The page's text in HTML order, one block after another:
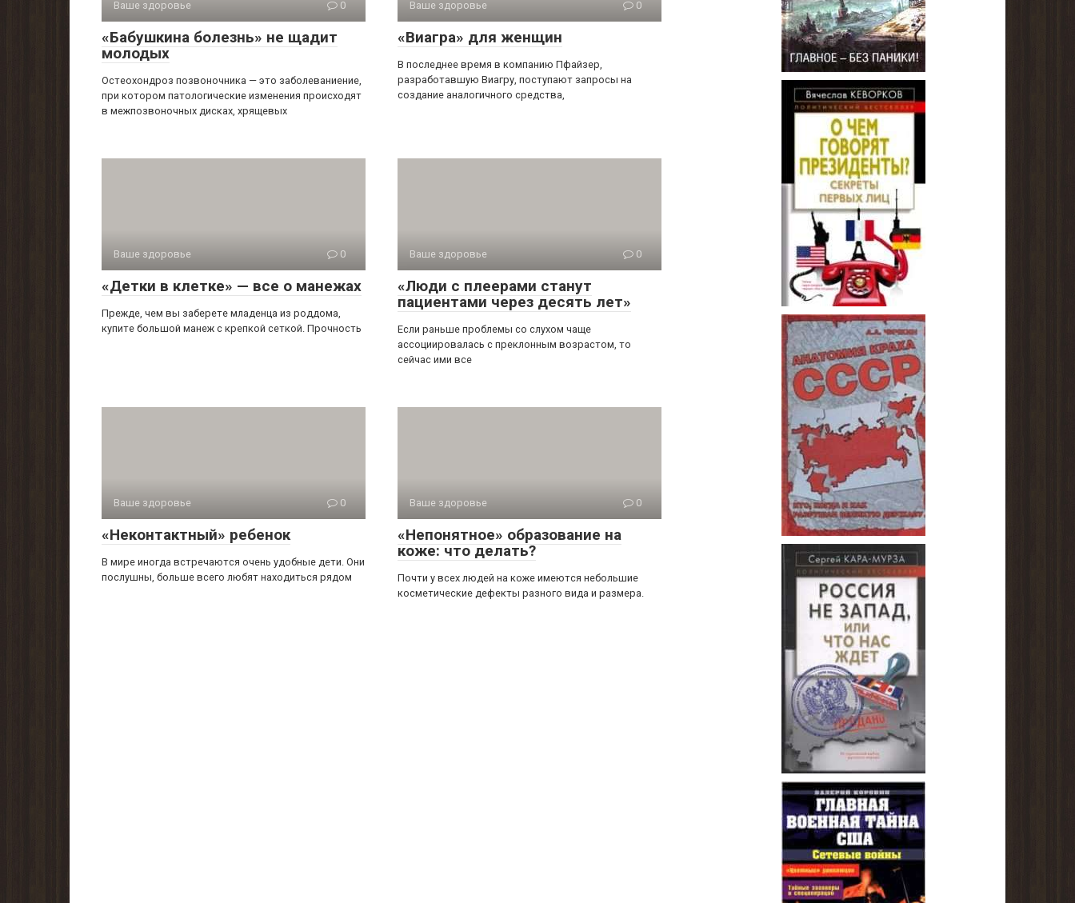
Ваше здоровье 0
«Бабушкина болезнь» не щадит
молодых
Остеохондроз позвоночника — это заболеваниение,
при котором патологические изменения происходят
в межпозвоночных дисках, хрящевых
Ваше здоровье 0
«Виагра» для женщин
В последнее время в компанию Пфайзер,
разработавшую Виагру, поступают запросы на
создание аналогичного средства,
Ваше здоровье 0
«Детки в клетке» — все о манежах
Прежде, чем вы заберете младенца из роддома,
купите большой манеж с крепкой сеткой. Прочность
Ваше здоровье 0
«Люди с плеерами станут
пациентами через десять лет»
Если раньше проблемы со слухом чаще
ассоциировалась с преклонным возрастом, то
сейчас ими все
Ваше здоровье 0
«Неконтактный» ребенок
В мире иногда встречаются очень удобные дети. Они
послушны, больше всего любят находиться рядом
Ваше здоровье 0
«Непонятное» образование на
коже: что делать?
Почти у всех людей на коже имеются небольшие
косметические дефекты разного вида и размера.